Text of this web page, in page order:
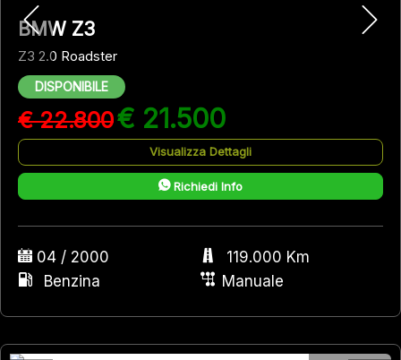
BMW Z3
Z3 2.0 Roadster
DISPONIBILE
€ 22.800€ 21.500
Visualizza Dettagli
Richiedi Info
04 / 2000
119.000 Km
Benzina
Manuale